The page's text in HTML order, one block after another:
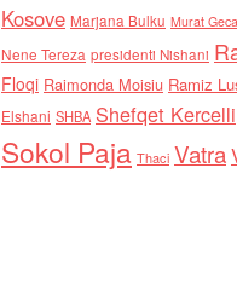
Kosove Marjana Bulku Murat
Nene Tereza presidenti Nishani
Floqi Raimonda Moisiu Ramiz
Elshani SHBA Shefqet Kercelli
Sokol Paja Thaci Vatra